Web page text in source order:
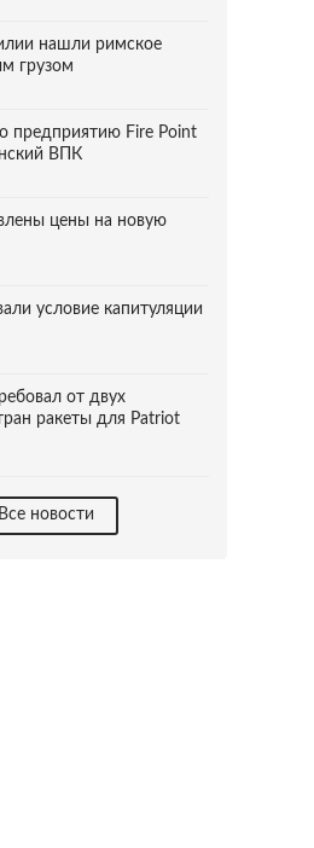
нашли римское
грузом
предприятию Fire Point
ВПК
цены на новую
условие капитуляции
от двух
ракеты для Patriot
Все новости